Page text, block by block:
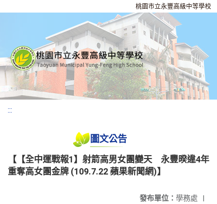
桃園市立永豐高級中等學校
:::
圖文公告
【【全中運戰報1】射箭高男女團變天 永豐暌違4年
重奪高女團金牌 (109.7.22 蘋果新聞網)】
發布單位： 學務處 |